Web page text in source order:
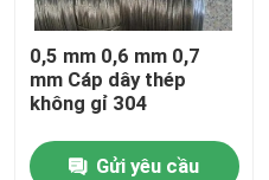
0,5 mm 0,6 mm 0,7
mm Cáp dây thép
không gỉ 304
Gửi yêu cầu